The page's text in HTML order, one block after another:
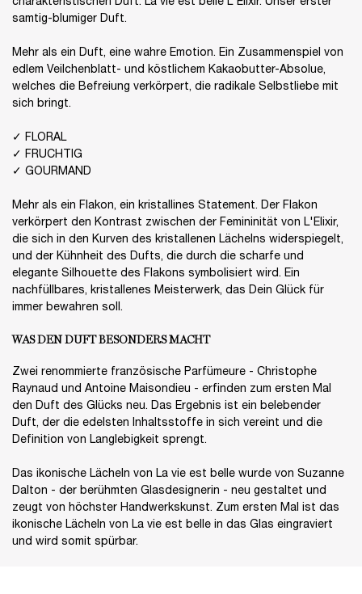
samtig-blumiger Duft.​
Mehr als ein Duft, eine wahre Emotion. Ein Zusammenspiel von
edlem Veilchenblatt- und köstlichem Kakaobutter-Absolue,
welches die Befreiung verkörpert, die radikale Selbstliebe mit
sich bringt.​
✓ FLORAL​
✓ FRUCHTIG​
✓ GOURMAND​
Mehr als ein Flakon, ein kristallines Statement. Der Flakon
verkörpert den Kontrast zwischen der Femininität von L'Elixir,
die sich in den Kurven des kristallenen Lächelns widerspiegelt,
und der Kühnheit des Dufts, die durch die scharfe und
elegante Silhouette des Flakons symbolisiert wird. Ein
nachfüllbares, kristallenes Meisterwerk, das Dein Glück für
immer bewahren soll.
WAS DEN DUFT BESONDERS MACHT
Zwei renommierte französische Parfümeure - Christophe
Raynaud und Antoine Maisondieu - erfinden zum ersten Mal
den Duft des Glücks neu. Das Ergebnis ist ein belebender
Duft, der die edelsten Inhaltsstoffe in sich vereint und die
Definition von Langlebigkeit sprengt.​
Das ikonische Lächeln von La vie est belle wurde von Suzanne
Dalton - der berühmten Glasdesignerin - neu gestaltet und
zeugt von höchster Handwerkskunst. Zum ersten Mal ist das
ikonische Lächeln von La vie est belle in das Glas eingraviert
und wird somit spürbar.​